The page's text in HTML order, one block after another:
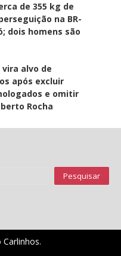
de 355 kg de
na BR-
dois homens são
alvo de
após excluir
e omitir
Rocha